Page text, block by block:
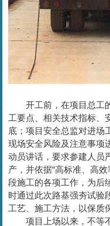
开工前，在项目总工的
工要点、相关技术指标、
底；项目安全总监对进场
现场安全风险及注意事项
动员讲话，要求参建人员
产，并依据“高标准、高
段施工的各项工作，为后
时通过此次路基强夯试验
工艺、施工方法，以保质
项目上场以来，不等不